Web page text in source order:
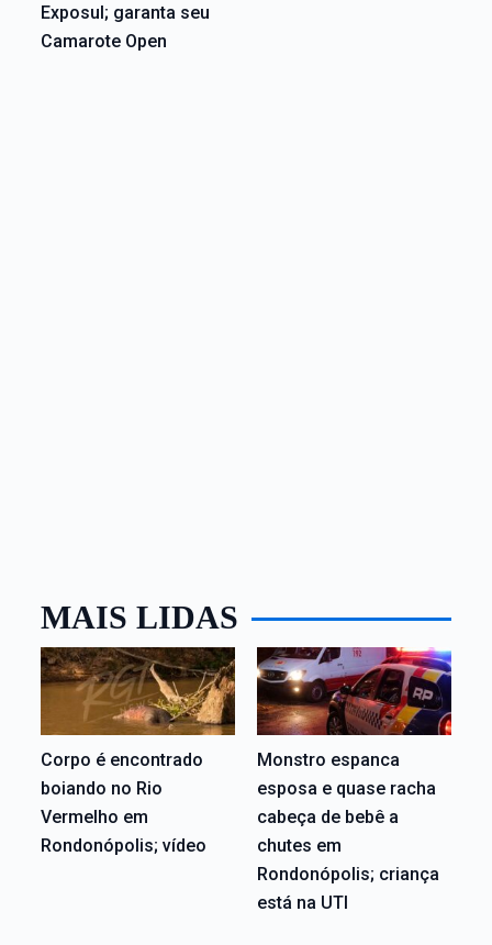
Exposul; garanta seu
Camarote Open
MAIS LIDAS
Corpo é encontrado
boiando no Rio
Vermelho em
Rondonópolis; vídeo
Monstro espanca
esposa e quase racha
cabeça de bebê a
chutes em
Rondonópolis; criança
está na UTI